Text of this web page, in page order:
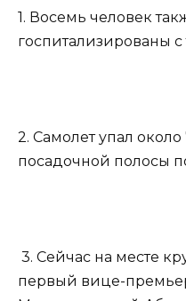
1. Восемь человек
госпитализированы
2. Самолет упал
посадочной полосы
3. Сейчас на месте
первый вице-